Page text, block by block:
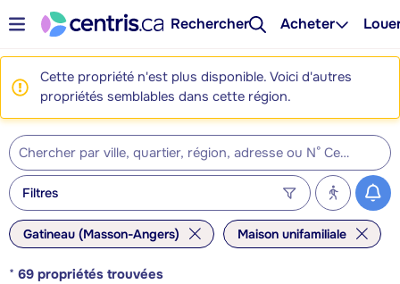
Rechercher Acheter
Cette propriété n'est plus disponible. Voici d'autres
propriétés semblables dans cette région.
Filtres
Gatineau (Masson-Angers) Maison unifamiliale
* 69 propriétés trouvées